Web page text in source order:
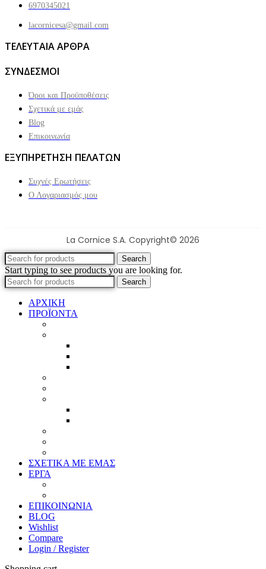
6970345021
lacornicesa@gmail.com
ΤΕΛΕΥΤΑΙΑ ΑΡΘΡΑ
ΣΥΝΔΕΣΜΟΙ
Όροι και Προϋποθέσεις
Σχετικά με εμάς
Blog
Επικοινωνία
ΕΞΥΠΗΡΕΤΗΣΗ ΠΕΛΑΤΩΝ
Συχνές Ερωτήσεις
Ο Λογαριασμός μου
La Cornice S.A. Copyright© 2026
Search
Start typing to see products you are looking for.
Search
ΑΡΧΙΚΗ
ΠΡΟΪΟΝΤΑ
ΣΧΕΤΙΚΑ ΜΕ ΕΜΑΣ
ΕΡΓΑ
ΕΠΙΚΟΙΝΩΝΙΑ
BLOG
Wishlist
Compare
Login / Register